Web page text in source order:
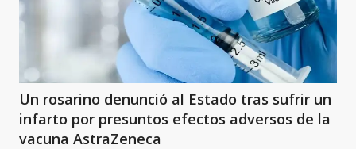
Un rosarino denunció al Estado tras sufrir un
infarto por presuntos efectos adversos de la
vacuna AstraZeneca